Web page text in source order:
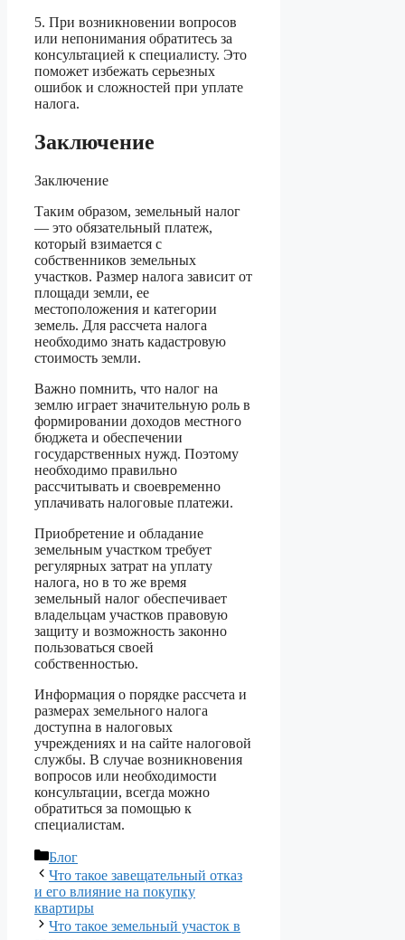
5. При возникновении вопросов
или непонимания обратитесь за
консультацией к специалисту. Это
поможет избежать серьезных
ошибок и сложностей при уплате
налога.
Заключение
Заключение
Таким образом, земельный налог
— это обязательный платеж,
который взимается с
собственников земельных
участков. Размер налога зависит от
площади земли, ее
местоположения и категории
земель. Для рассчета налога
необходимо знать кадастровую
стоимость земли.
Важно помнить, что налог на
землю играет значительную роль в
формировании доходов местного
бюджета и обеспечении
государственных нужд. Поэтому
необходимо правильно
рассчитывать и своевременно
уплачивать налоговые платежи.
Приобретение и обладание
земельным участком требует
регулярных затрат на уплату
налога, но в то же время
земельный налог обеспечивает
владельцам участков правовую
защиту и возможность законно
пользоваться своей
собственностью.
Информация о порядке рассчета и
размерах земельного налога
доступна в налоговых
учреждениях и на сайте налоговой
службы. В случае возникновения
вопросов или необходимости
консультации, всегда можно
обратиться за помощью к
специалистам.
Рубрики
Блог
Что такое завещательный отказ
и его влияние на покупку
квартиры
Что такое земельный участок в